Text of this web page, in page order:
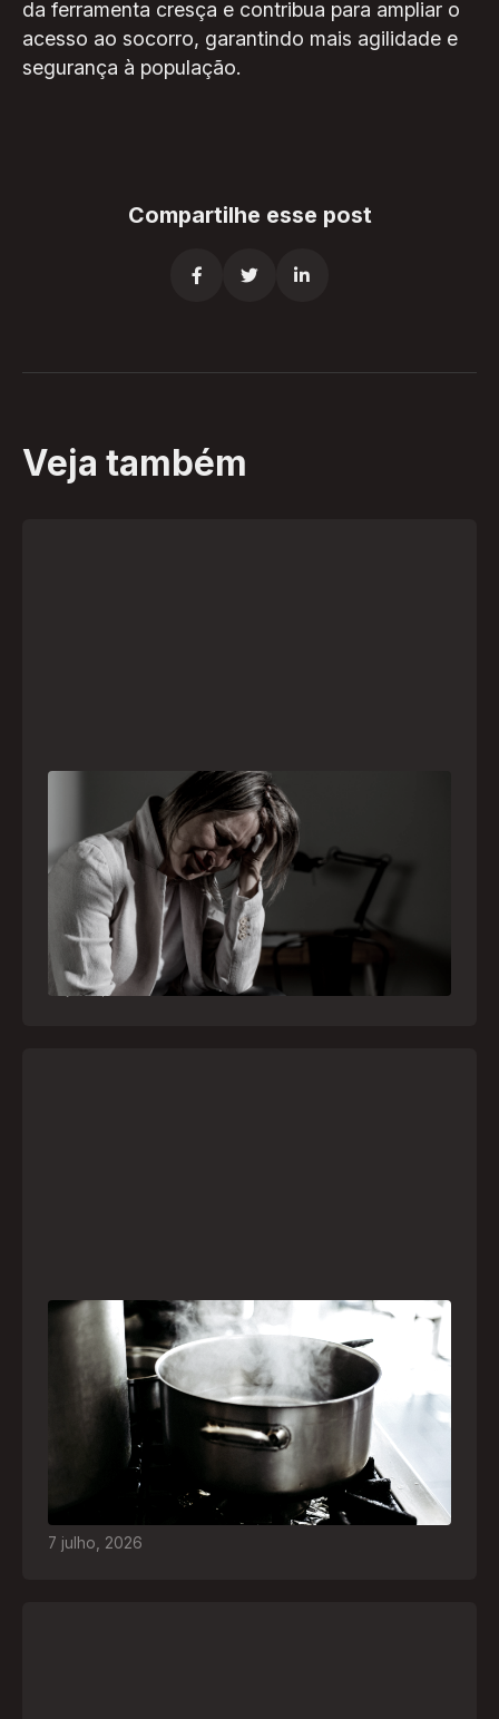
da ferramenta cresça e contribua para ampliar o
acesso ao socorro, garantindo mais agilidade e
segurança à população.
Compartilhe esse post
  
Veja também
Crise psiquiátrica é urgência médica: saiba
como o SAMU atua nesses casos
Surtos, tentativas de suicídio e episódios de
agitação intensa são considerados urgências
médicas e devem receber atendimento
especializado pelo telefone 192
21 julho, 2026
Frio leva brasileiros a improvisar para se
aquecer e aumenta risco de queimaduras
dentro de casa
O inverno chegou e, com ele, práticas perigosas
para espantar o frio voltam a ser comuns. Saiba
quais são os riscos e como agir em caso de
7 julho 2026